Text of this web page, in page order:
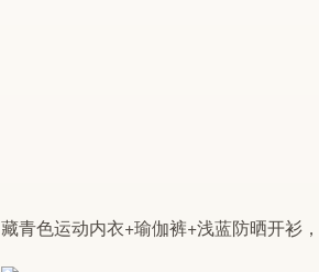
藏青色运动内衣+瑜伽裤+浅蓝防晒开衫 ，